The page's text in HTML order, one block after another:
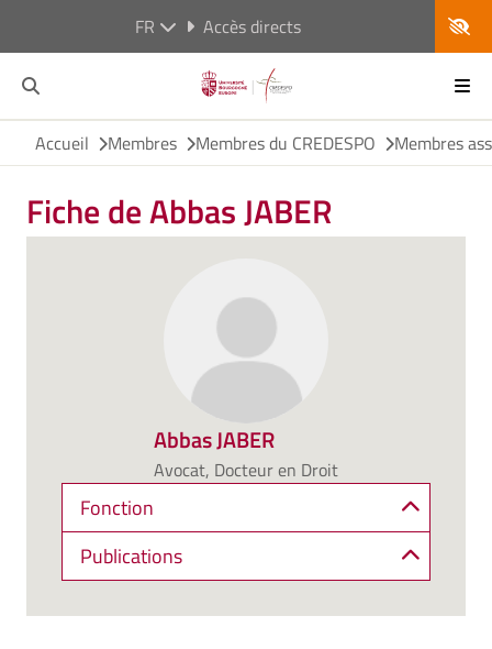
FR Accès directs
Accueil Membres Membres du CREDESPO Membres
Fiche de Abbas JABER
Abbas JABER
Avocat, Docteur en Droit
Fonction
Publications